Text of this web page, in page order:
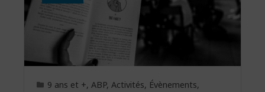
9 ans et +, ABP, Activités, Évènements,